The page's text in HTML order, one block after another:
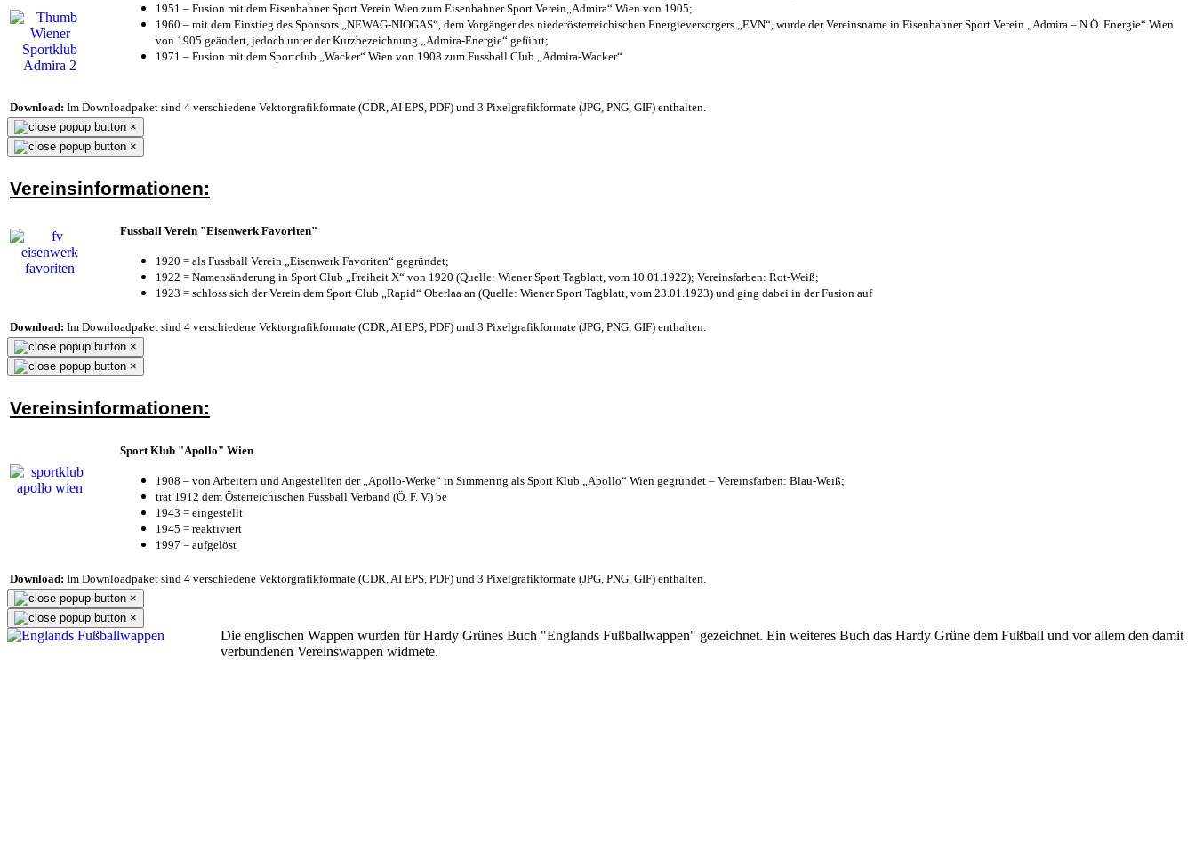
1951 – Fusion mit dem Eisenbahner Sport Verein Wien zum Eisenbahner Sport Verein„Admira“ Wien von 1905;
1960 – mit dem Einstieg des Sponsors „NEWAG-NIOGAS“, dem Vorgänger des niederösterreichischen Energieversorgers „EVN“, wurde der Vereinsname in Eisenbahner Sport Verein „Admira – N.Ö. Energie“ Wien
von 1905 geändert, jedoch unter der Kurzbezeichnung „Admira-Energie“ geführt;
1971 – Fusion mit dem Sportclub „Wacker“ Wien von 1908 zum Fussball Club „Admira-Wacker“
Download: Im Downloadpaket sind 4 verschiedene Vektorgrafikformate (CDR, AI EPS, PDF) und 3 Pixelgrafikformate (JPG, PNG, GIF) enthalten.
×
×
Vereinsinformationen:
Fussball Verein "Eisenwerk Favoriten"
1920 = als Fussball Verein „Eisenwerk Favoriten“ gegründet;
1922 = Namensänderung in Sport Club „Freiheit X“ von 1920 (Quelle: Wiener Sport Tagblatt, vom 10.01.1922); Vereinsfarben: Rot-Weiß;
1923 = schloss sich der Verein dem Sport Club „Rapid“ Oberlaa an (Quelle: Wiener Sport Tagblatt, vom 23.01.1923) und ging dabei in der Fusion auf
Download: Im Downloadpaket sind 4 verschiedene Vektorgrafikformate (CDR, AI EPS, PDF) und 3 Pixelgrafikformate (JPG, PNG, GIF) enthalten.
×
×
Vereinsinformationen:
Sport Klub "Apollo" Wien
1908 – von Arbeitern und Angestellten der „Apollo-Werke“ in Simmering als Sport Klub „Apollo“ Wien gegründet – Vereinsfarben: Blau-Weiß;
trat 1912 dem Österreichischen Fussball Verband (Ö. F. V.) be
1943 = eingestellt
1945 = reaktiviert
1997 = aufgelöst
Download: Im Downloadpaket sind 4 verschiedene Vektorgrafikformate (CDR, AI EPS, PDF) und 3 Pixelgrafikformate (JPG, PNG, GIF) enthalten.
×
×
Die englischen Wappen wurden für Hardy Grünes Buch "Englands Fußballwappen" gezeichnet. Ein weiteres Buch das Hardy Grüne dem Fußball und vor allem den damit
verbundenen Vereinswappen widmete.